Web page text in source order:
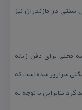
در مازندران نیز
محلی برای دفن زباله
سرازیر شده است كه
بنابراین با توجه به